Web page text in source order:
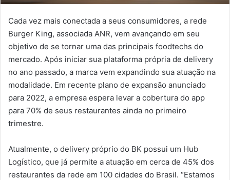
Cada vez mais conectada a seus consumidores, a rede
Burger King, associada ANR, vem avançando em seu
objetivo de se tornar uma das principais foodtechs do
mercado. Após iniciar sua plataforma própria de delivery
no ano passado, a marca vem expandindo sua atuação na
modalidade. Em recente plano de expansão anunciado
para 2022, a empresa espera levar a cobertura do app
para 70% de seus restaurantes ainda no primeiro
trimestre.
Atualmente, o delivery próprio do BK possui um Hub
Logístico, que já permite a atuação em cerca de 45% dos
restaurantes da rede em 100 cidades do Brasil. “Estamos